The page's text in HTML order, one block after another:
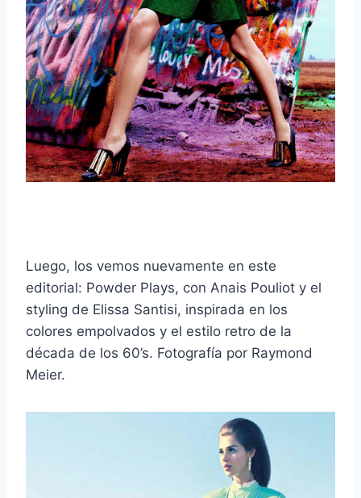
Luego, los vemos nuevamente en este
editorial: Powder Plays, con Anais Pouliot y el
styling de Elissa Santisi, inspirada en los
colores empolvados y el estilo retro de la
década de los 60’s. Fotografía por Raymond
Meier.